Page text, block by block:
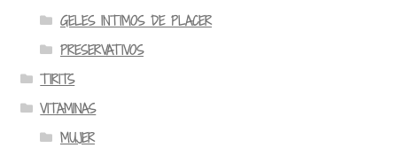
GELES INTIMOS DE PLACER
PRESERVATIVOS
TIRITS
VITAMINAS
MUJER